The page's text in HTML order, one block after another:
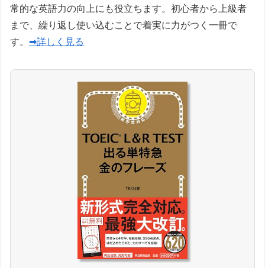
常的な英語力の向上にも役立ちます。初心者から上級者
まで、繰り返し使い込むことで着実に力がつく一冊で
す。 ➡詳しく見る